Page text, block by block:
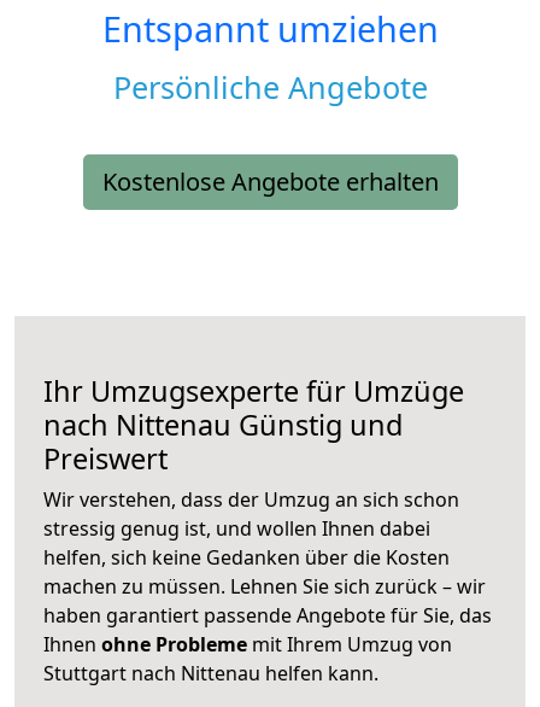
Entspannt umziehen
Persönliche Angebote
Kostenlose Angebote erhalten
Ihr Umzugsexperte für Umzüge
nach Nittenau Günstig und
Preiswert
Wir verstehen, dass der Umzug an sich schon
stressig genug ist, und wollen Ihnen dabei
helfen, sich keine Gedanken über die Kosten
machen zu müssen. Lehnen Sie sich zurück – wir
haben garantiert passende Angebote für Sie, das
Ihnen ohne Probleme mit Ihrem Umzug von
Stuttgart nach Nittenau helfen kann.